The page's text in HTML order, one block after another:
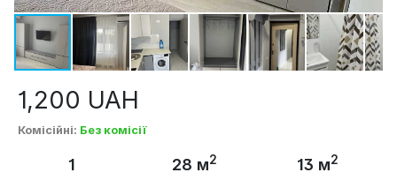
1,200 UAH
Комісійні: Без комісії
1 28 м2 13 м2